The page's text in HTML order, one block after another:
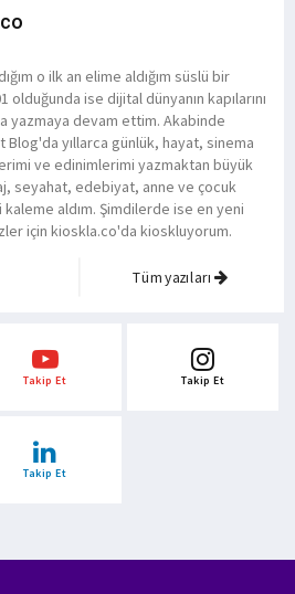
o ilk an elime aldığım süslü bir
olduğunda ise dijital dünyanın kapılarını
yazmaya devam ettim. Akabinde
yıllarca günlük, hayat, sinema
ve edinimlerimi yazmaktan büyük
seyahat, edebiyat, anne ve çocuk
aldım. Şimdilerde ise en yeni
için kioskla.co'da kioskluyorum.
Tüm yazıları
Takip Et Takip Et
Takip Et